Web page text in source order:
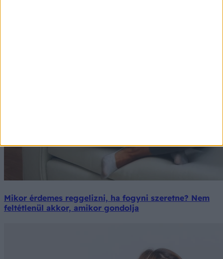
Mikor érdemes reggelizni, ha fogyni szeretne? Nem
feltétlenül akkor, amikor gondolja